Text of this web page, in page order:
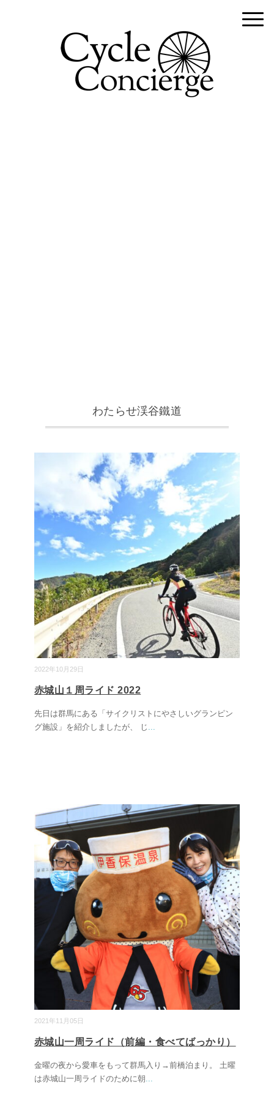
わたらせ渓谷鐵道
2022年10月29日
赤城山１周ライド 2022
先日は群馬にある「サイクリストにやさしいグランピン
グ施設」を紹介しましたが、 じ ...
2021年11月05日
赤城山一周ライド（前編・食べてばっかり）
金曜の夜から愛車をもって群馬入り→前橋泊まり。 土曜
は赤城山一周ライドのために朝...